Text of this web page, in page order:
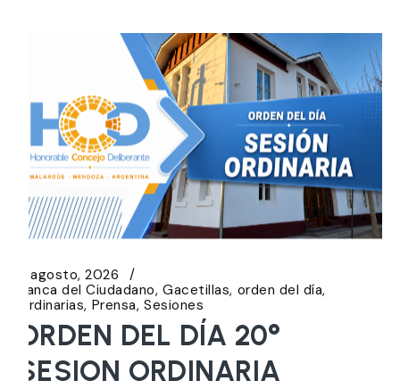
5 agosto, 2026
Banca del Ciudadano Gacetillas orden del día
Ordinarias Prensa Sesiones
ORDEN DEL DÍA 20°
SESION ORDINARIA